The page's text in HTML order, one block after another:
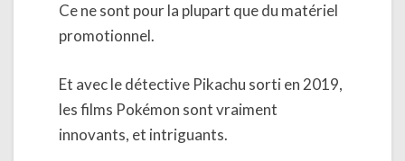
Ce ne sont pour la plupart que du matériel
promotionnel.
Et avec le détective Pikachu sorti en 2019,
les films Pokémon sont vraiment
innovants, et intriguants.